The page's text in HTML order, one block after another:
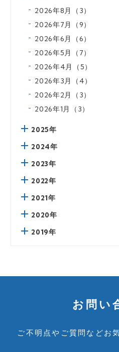
2026年8月（3）
2026年7月（9）
2026年6月（6）
2026年5月（7）
2026年4月（5）
2026年3月（4）
2026年2月（3）
2026年1月（3）
2025年
2024年
2023年
2022年
2021年
2020年
2019年
お問い
ご不明点やご質問などお